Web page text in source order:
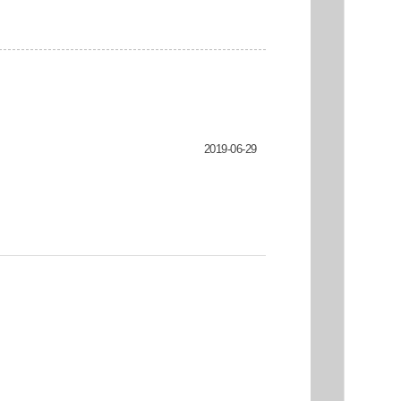
2019-06-29